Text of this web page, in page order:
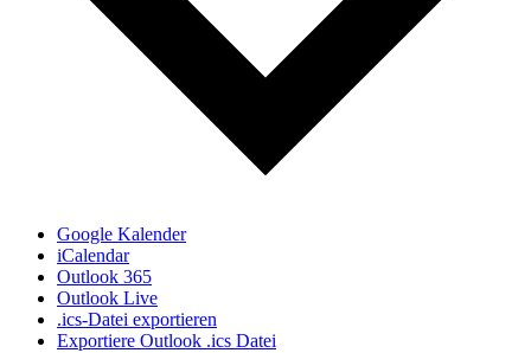
Google Kalender
iCalendar
Outlook 365
Outlook Live
.ics-Datei exportieren
Exportiere Outlook .ics Datei